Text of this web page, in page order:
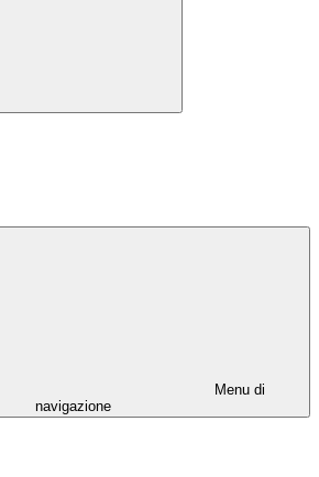
Menu di
navigazione